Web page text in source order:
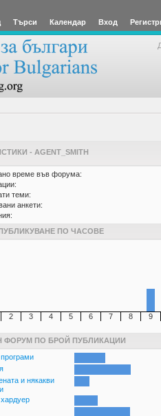
Търси Календар Вход
- AGENT_SMITH
време във форума:
теми:
анкети:
ПО ЧАСОВЕ
2 3 4 5 6 7 8 9
ФОРУМ ПО БРОЙ ПУБЛИКАЦИИ
и някакви